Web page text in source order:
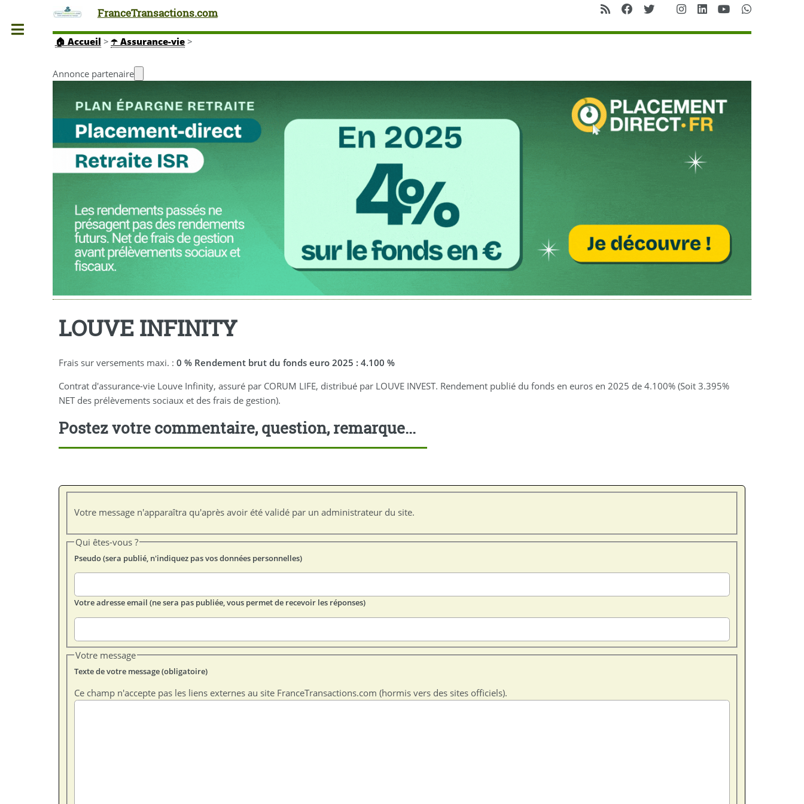
FranceTransactions.com
🏠 Accueil > ☂️ Assurance-vie >
Annonce partenaire
LOUVE INFINITY
Frais sur versements maxi. : 0 % Rendement brut du fonds euro 2025 : 4.100 %
Contrat d'assurance-vie Louve Infinity, assuré par CORUM LIFE, distribué par LOUVE INVEST. Rendement publié du fonds en euros en 2025 de 4.100% (Soit 3.395%
NET des prélèvements sociaux et des frais de gestion).
Postez votre commentaire, question, remarque...
Votre message n'apparaîtra qu'après avoir été validé par un administrateur du site.
Qui êtes-vous ?
Pseudo (sera publié, n'indiquez pas vos données personnelles)
Votre adresse email (ne sera pas publiée, vous permet de recevoir les réponses)
Votre message
Texte de votre message (obligatoire)
Ce champ n'accepte pas les liens externes au site FranceTransactions.com (hormis vers des sites officiels).
Toggle